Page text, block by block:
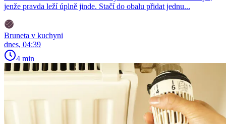
jenže pravda leží úplně jinde. Stačí do obalu přidat jednu...
Bruneta v kuchyni
dnes, 04:39
4 min